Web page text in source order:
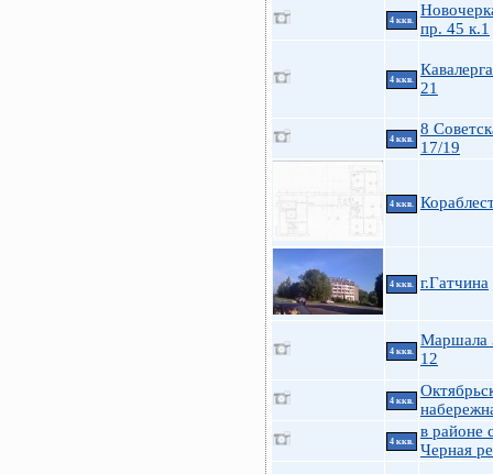
4 ккв.
пр. 45 к.1
4 ккв.
21
4 ккв.
8
17/19
4 ккв.
4 ккв. г.Гатчина
4 ккв.
Маршала
12
4 ккв.
4 ккв.
в районе
Черная